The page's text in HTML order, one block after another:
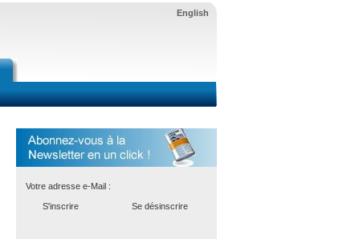
English
Votre adresse e-Mail :
S'inscrire Se désinscrire